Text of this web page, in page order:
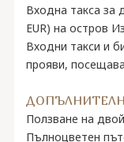
Входна такса за
EUR) на остров
Входни такси и
прояви,
Ползване на
Пълноцветен